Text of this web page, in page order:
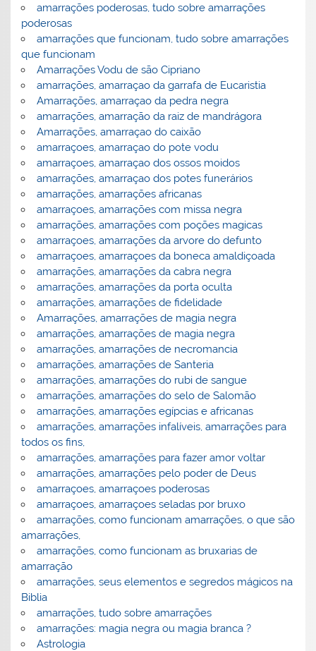
amarrações poderosas, tudo sobre amarrações
poderosas
amarrações que funcionam, tudo sobre amarrações
que funcionam
Amarrações Vodu de são Cipriano
amarrações, amarraçao da garrafa de Eucaristia
Amarrações, amarraçao da pedra negra
amarrações, amarração da raiz de mandrágora
Amarrações, amarraçao do caixão
amarraçoes, amarraçao do pote vodu
amarraçoes, amarraçao dos ossos moidos
amarrações, amarraçao dos potes funerários
amarrações, amarrações africanas
amarraçoes, amarrações com missa negra
amarrações, amarrações com poções magicas
amarraçoes, amarrações da arvore do defunto
amarraçoes, amarraçoes da boneca amaldiçoada
amarrações, amarrações da cabra negra
amarrações, amarrações da porta oculta
amarrações, amarrações de fidelidade
Amarrações, amarrações de magia negra
amarrações, amarrações de magia negra
amarrações, amarrações de necromancia
amarrações, amarrações de Santeria
amarrações, amarrações do rubi de sangue
amarrações, amarrações do selo de Salomão
amarrações, amarrações egípcias e africanas
amarrações, amarrações infalíveis, amarrações para
todos os fins,
amarrações, amarrações para fazer amor voltar
amarrações, amarrações pelo poder de Deus
amarraçoes, amarraçoes poderosas
amarraçoes, amarraçoes seladas por bruxo
amarrações, como funcionam amarrações, o que são
amarrações,
amarrações, como funcionam as bruxarias de
amarração
amarrações, seus elementos e segredos mágicos na
Biblia
amarrações, tudo sobre amarrações
amarrações: magia negra ou magia branca ?
Astrologia